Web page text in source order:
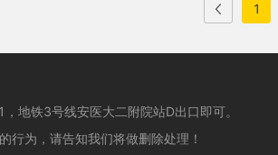
1
地铁3号线安医大二附院站D出口即可。
行为，请告知我们将做删除处理！